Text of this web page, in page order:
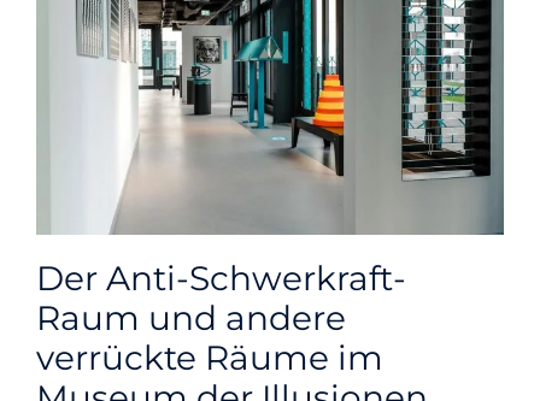
Der Anti-Schwerkraft-
Raum und andere
verrückte Räume im